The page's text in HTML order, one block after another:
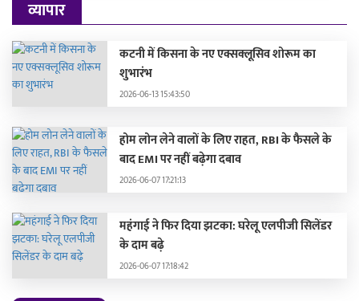
व्यापार
कटनी में किसना के नए एक्सक्लूसिव शोरूम का
शुभारंभ
2026-06-13 15:43:50
होम लोन लेने वालों के लिए राहत, RBI के फैसले के
बाद EMI पर नहीं बढ़ेगा दबाव
2026-06-07 17:21:13
महंगाई ने फिर दिया झटका: घरेलू एलपीजी सिलेंडर
के दाम बढ़े
2026-06-07 17:18:42